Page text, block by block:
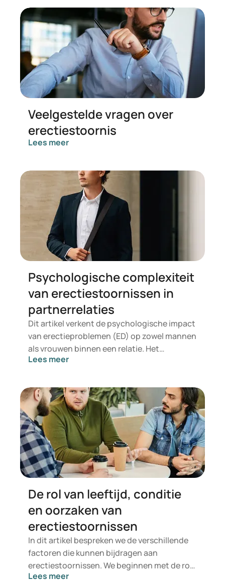
Veelgestelde vragen over
erectiestoornis
Lees meer
Psychologische complexiteit
van erectiestoornissen in
partnerrelaties
Dit artikel verkent de psychologische impact
van erectieproblemen (ED) op zowel mannen
als vrouwen binnen een relatie. Het
onderzoekt hoe relaties, gebaseerd op
verantwoordelijkheid en kwetsbaarheid,
worden beïnvloed wanneer seksuele
intimiteit wordt getroffen door ED. Lees
verder voor inzichten en praktische
oplossingen om deze uitdagingen samen
aan te pakken.
Lees meer
De rol van leeftijd, conditie
en oorzaken van
erectiestoornissen
In dit artikel bespreken we de verschillende
factoren die kunnen bijdragen aan
erectiestoornissen. We beginnen met de rol
van leeftijd en de conditie van de aderen bij
Lees meer